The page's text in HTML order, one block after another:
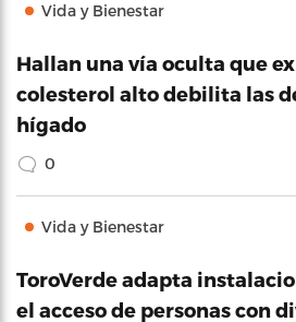
Vida y Bienestar
Hallan una vía oculta que
colesterol alto debilita las
hígado
0
Vida y Bienestar
ToroVerde adapta
el acceso de personas con